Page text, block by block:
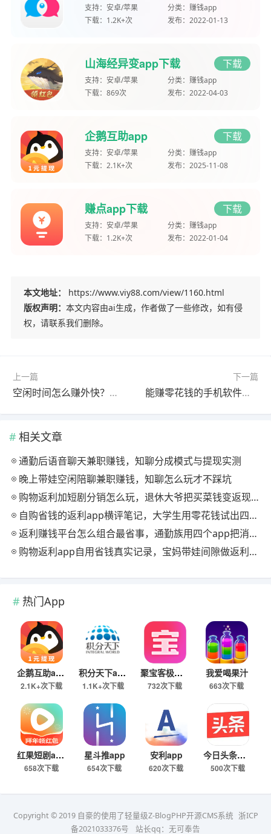
支持： 安卓/苹果 分类： 赚钱app
下载： 1.2K+次 发布： 2022-01-13
山海经异变app下载 下载
支持： 安卓/苹果 分类： 赚钱app
下载： 869次 发布： 2022-04-03
企鹅互助app 下载
支持： 安卓/苹果 分类： 赚钱app
下载： 2.1K+次 发布： 2025-11-08
赚点app下载 下载
支持： 安卓/苹果 分类： 赚钱app
下载： 1.2K+次 发布： 2022-01-04
本文地址：
https://www.viy88.com/view/1160.html
版权声明： 本文内容由ai生成，作者做了一些修改，如有侵
权，请联系我们删除。
上一篇
空闲时间怎么赚外快？通过这些方法就能快速赚外快
下一篇
能赚零花钱的手机软件哪个好？这四个app都相当不错
相关文章
通勤后语音聊天兼职赚钱，知聊分成模式与提现实测
晚上带娃空闲陪聊兼职赚钱，知聊怎么玩才不踩坑
购物返利加短剧分销怎么玩，退休大爷把买菜钱变返现的慢节奏法
自购省钱的返利app横评笔记，大学生用零花钱试出四款能提现的
返利赚钱平台怎么组合最省事，通勤族用四个app把消费变现金流
购物返利app自用省钱真实记录，宝妈带娃间隙做返利赚钱的日常
热门App
企鹅互助app
2.1K+次下载
积分天下app
1.1K+次下载
聚宝客极速版
732次下载
我爱喝果汁
663次下载
红果短剧app
658次下载
星斗推app
654次下载
安利app
620次下载
今日头条极速版下载
500次下载
Copyright © 2019 自豪的使用了轻量级Z-BlogPHP开源CMS系统 浙ICP
备2021033376号
站长qq：无可奉告